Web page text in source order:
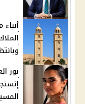
نور